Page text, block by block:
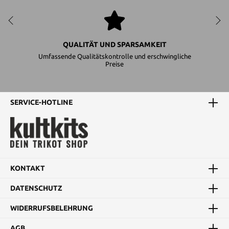
QUALITÄT UND SPARSAMKEIT
Umfassende Qualitätskontrolle und erschwingliche
Preise
SERVICE-HOTLINE
KONTAKT
DATENSCHUTZ
WIDERRUFSBELEHRUNG